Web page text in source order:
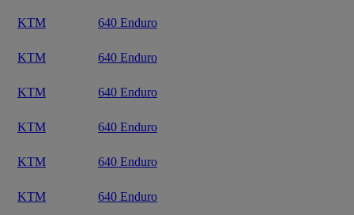
KTM 640 Enduro
KTM 640 Enduro
KTM 640 Enduro
KTM 640 Enduro
KTM 640 Enduro
KTM 640 Enduro